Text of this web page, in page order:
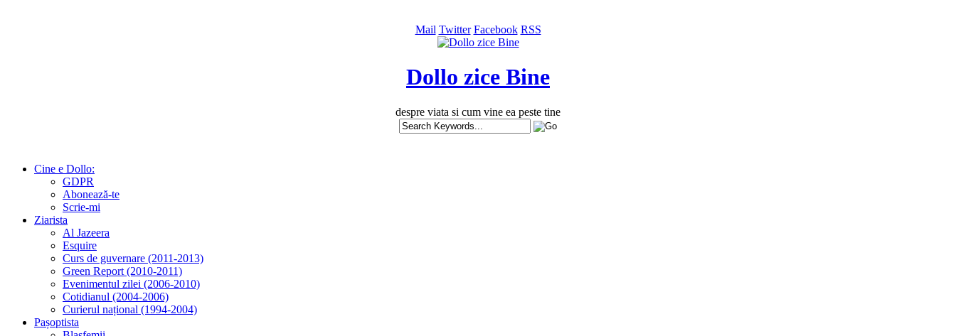
Mail Twitter Facebook RSS
Dollo zice Bine
despre viata si cum vine ea peste tine
Cine e Dollo:
GDPR
Abonează-te
Scrie-mi
Ziarista
Al Jazeera
Esquire
Curs de guvernare (2011-2013)
Green Report (2010-2011)
Evenimentul zilei (2006-2010)
Cotidianul (2004-2006)
Curierul național (1994-2004)
Pașoptista